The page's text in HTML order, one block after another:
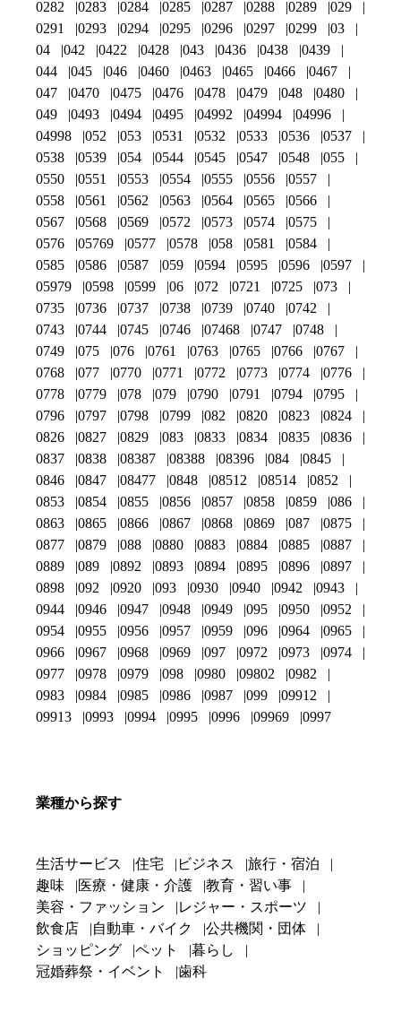
0282 0283 0284 0285 0287 0288 0289
029
0291
0293 0294 0295 0296 0297 0299
03
04
042 0422 0428 043 0436 0438
0439
044
045 046 0460 0463 0465 0466
0467
047
0470 0475 0476 0478 0479 048
0480
049
0493 0494 0495 04992 04994
04996
04998
052 053 0531 0532 0533 0536
0537
0538
0539 054 0544 0545 0547 0548
055
0550
0551 0553 0554 0555 0556
0557
0558
0561 0562 0563 0564 0565
0566
0567
0568 0569 0572 0573 0574
0575
0576
05769 0577 0578 058 0581
0584
0585
0586 0587 059 0594 0595 0596
0597
05979
0598 0599 06 072 0721 0725
073
0735
0736 0737 0738 0739 0740
0742
0743
0744 0745 0746 07468 0747
0748
0749
075 076 0761 0763 0765 0766
0767
0768
077 0770 0771 0772 0773 0774
0776
0778
0779 078 079 0790 0791 0794
0795
0796
0797 0798 0799 082 0820 0823
0824
0826
0827 0829 083 0833 0834 0835
0836
0837
0838 08387 08388 08396 084
0845
0846
0847 08477 0848 08512 08514
0852
0853
0854 0855 0856 0857 0858 0859
086
0863
0865 0866 0867 0868 0869 087
0875
0877
0879 088 0880 0883 0884 0885
0887
0889
089 0892 0893 0894 0895 0896
0897
0898
092 0920 093 0930 0940 0942
0943
0944
0946 0947 0948 0949 095 0950
0952
0954
0955 0956 0957 0959 096 0964
0965
0966
0967 0968 0969 097 0972 0973
0974
0977
0978 0979 098 0980 09802
0982
0983
0984 0985 0986 0987 099
09912
09913
0993 0994 0995 0996 09969 0997
業種から探す
生活サービス 住宅 ビジネス
旅行・宿泊
趣味
医療・健康・介護
教育・習い事
美容・ファッション
レジャー・スポーツ
飲食店
自動車・バイク
公共機関・団体
ショッピング
ペット
暮らし
冠婚葬祭・イベント
歯科